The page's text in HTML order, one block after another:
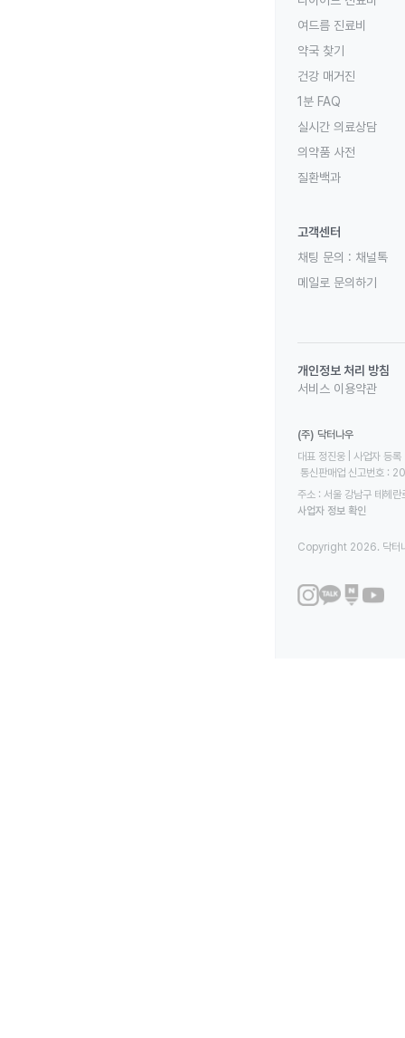
여드름 진료비
약국 찾기
건강 매거진
1분 FAQ
실시간 의료상담
의약품 사전
질환백과
고객센터
채팅 문의 : 채널톡
메일로 문의하기
개인정보 처리 방침
서비스 이용약관
(주) 닥터나우
대표 정진웅 | 사업자
통신판매업 신고번호
주소 : 서울 강남구 테헤
사업자 정보 확인
Copyright 2026. 닥터